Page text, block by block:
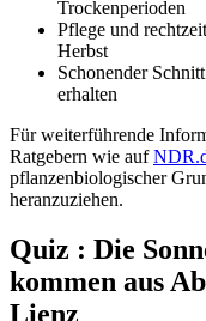
Trockenperioden
Pflege und
Herbst
Schonender
erhalten
Für weiterführende
Ratgebern wie auf
pflanzenbiologischer
heranzuziehen.
Quiz : Die
kommen aus
Lienz